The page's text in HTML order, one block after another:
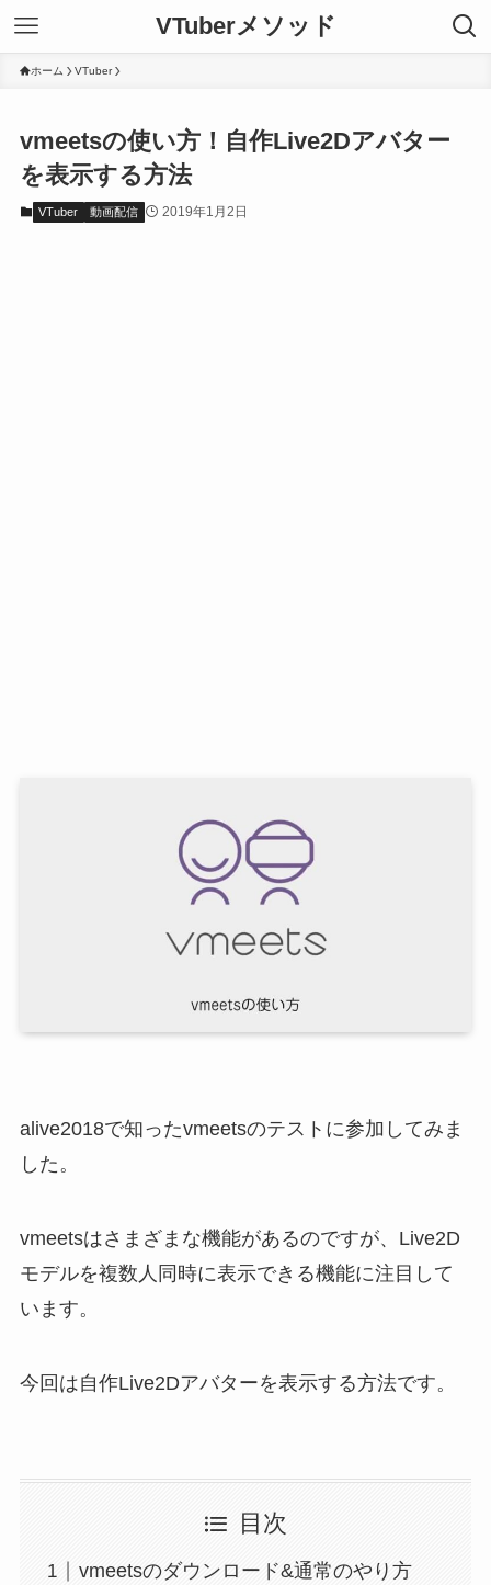
VTuberメソッド
ホーム VTuber
vmeetsの使い方！自作Live2Dアバター
を表示する方法
VTuber 動画配信 2019年1月2日
alive2018で知ったvmeetsのテストに参加してみま
した。
vmeetsはさまざまな機能があるのですが、Live2D
モデルを複数人同時に表示できる機能に注目して
います。
今回は自作Live2Dアバターを表示する方法です。
目次
vmeetsのダウンロード&通常のやり方